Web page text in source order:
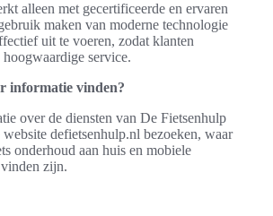
alleen met gecertificeerde en ervaren
maken van moderne technologie
uit te voeren, zodat klanten
service.
informatie vinden?
over de diensten van De Fietsenhulp
defietsenhulp.nl bezoeken, waar
onderhoud aan huis en mobiele
zijn.